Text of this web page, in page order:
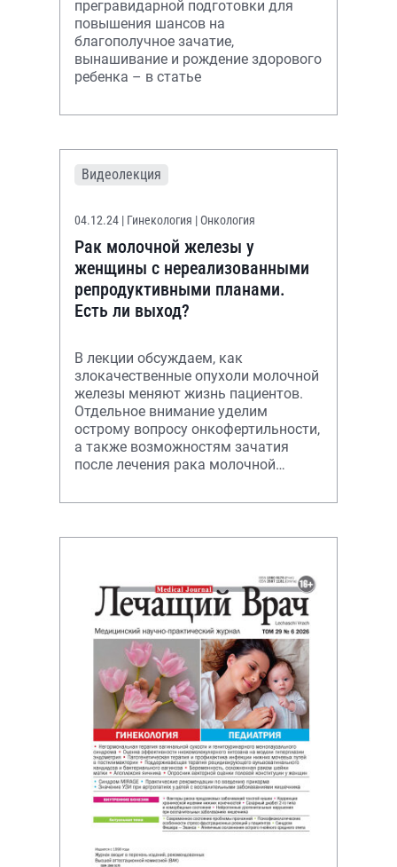
прегравидарной подготовки для
повышения шансов на
благополучное зачатие,
вынашивание и рождение здорового
ребенка – в статье
Видеолекция
04.12.24 | Гинекология | Онкология
Рак молочной железы у
женщины с нереализованными
репродуктивными планами.
Есть ли выход?
В лекции обсуждаем, как
злокачественные опухоли молочной
железы меняют жизнь пациентов.
Отдельное внимание уделим
острому вопросу онкофертильности,
а также возможностям зачатия
после лечения рака молочной